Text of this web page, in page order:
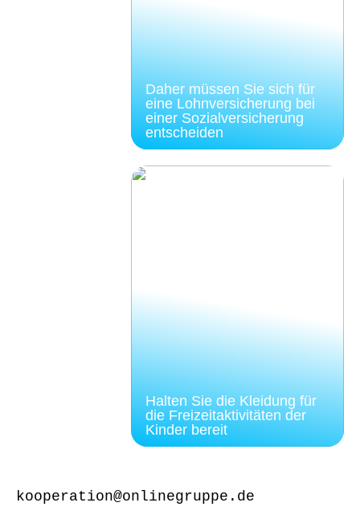
Daher müssen Sie sich für
eine Lohnversicherung bei
einer Sozialversicherung
entscheiden
Halten Sie die Kleidung für
die Freizeitaktivitäten der
Kinder bereit
kooperation@onlinegruppe.de